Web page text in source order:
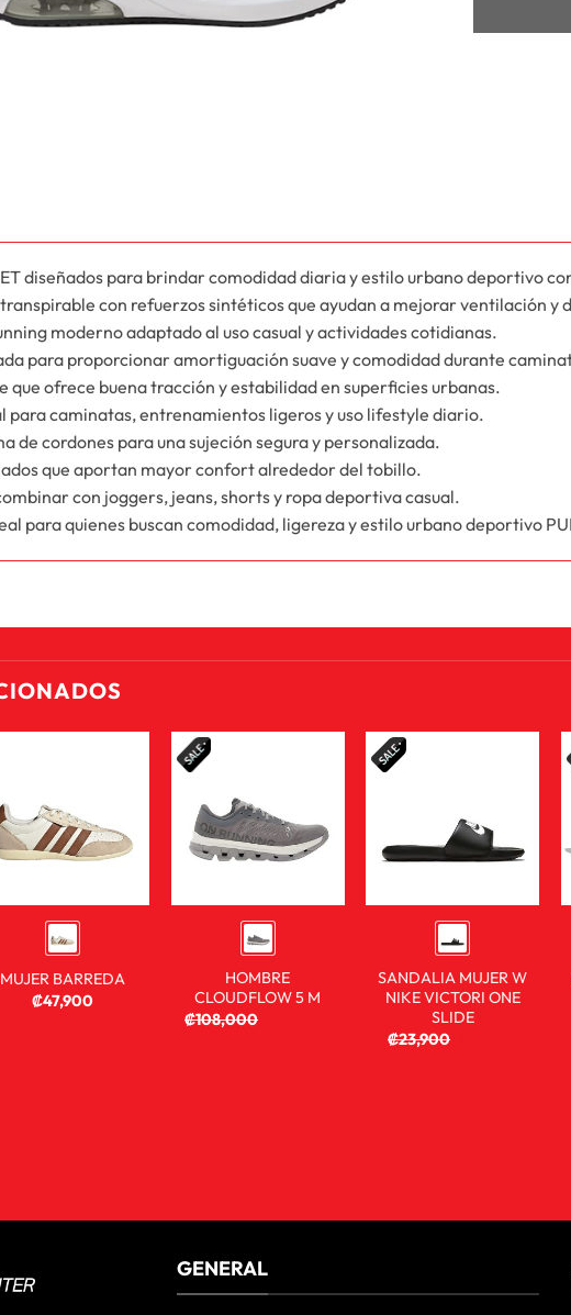
diseñados para brindar comodidad diaria y estilo urbano deportivo
con refuerzos sintéticos que ayudan a mejorar ventilación y
moderno adaptado al uso casual y actividades cotidianas.
para proporcionar amortiguación suave y comodidad durante
que ofrece buena tracción y estabilidad en superficies urbanas.
para caminatas, entrenamientos ligeros y uso lifestyle diario.
de cordones para una sujeción segura y personalizada.
que aportan mayor confort alrededor del tobillo.
con joggers, jeans, shorts y ropa deportiva casual.
para quienes buscan comodidad, ligereza y estilo urbano deportivo
MUJER BARREDA
₡47,900
HOMBRE
CLOUDFLOW 5 M
₡108,000
SANDALIA MUJER W
NIKE VICTORI ONE
SLIDE
₡23,900
GENERAL